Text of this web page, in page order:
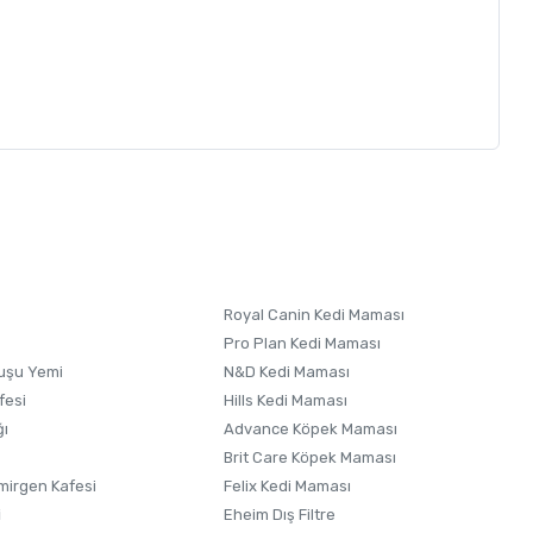
en az 25 farklı kişinin tecrübesi ve becerisi ile
tasarım olacağı için genellikle, ortalama 45 günüretim /
ÖNEMLİDİR ! Vereceğiniz sipariş öncesi dilerseniz,
Yemi
Kafesi
Royal Canin Kedi Maması
Pro Plan Kedi Maması
N&D Kedi Maması
Hills Kedi Maması
Advance Köpek Maması
Brit Care Köpek Maması
Felix Kedi Maması
Eheim Dış Filtre